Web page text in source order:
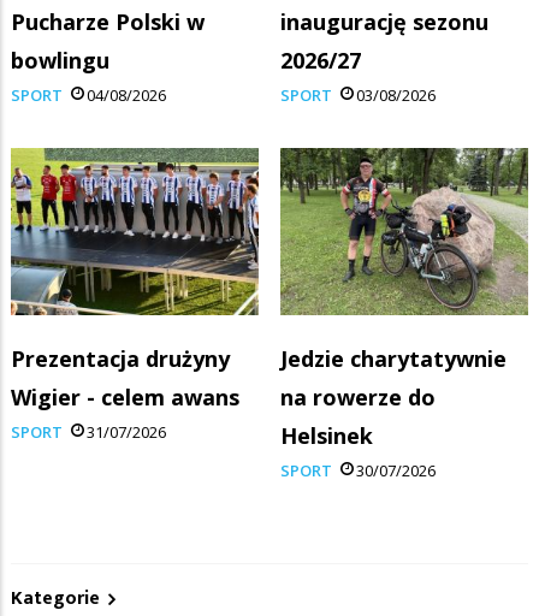
Pucharze Polski w
bowlingu
SPORT 04/08/2026
inaugurację sezonu
2026/27
SPORT 03/08/2026
Prezentacja drużyny
Wigier - celem awans
SPORT 31/07/2026
Jedzie charytatywnie
na rowerze do
Helsinek
SPORT 30/07/2026
Kategorie